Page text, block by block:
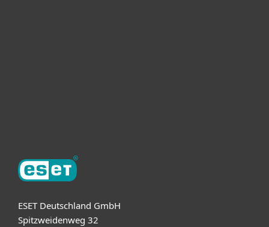
ESET Deutschland GmbH
Spitzweidenweg 32